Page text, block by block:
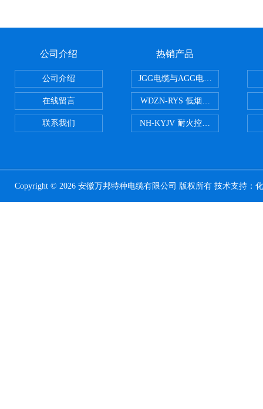
公司介绍
公司介绍
在线留言
联系我们
热销产品
JGG电缆与AGG电缆有什么区别
WDZN-RYS 低烟无卤耐火双绞线
NH-KYJV 耐火控制电缆
Copyright © 2026 安徽万邦特种电缆有限公司 版权所有 技术支持：